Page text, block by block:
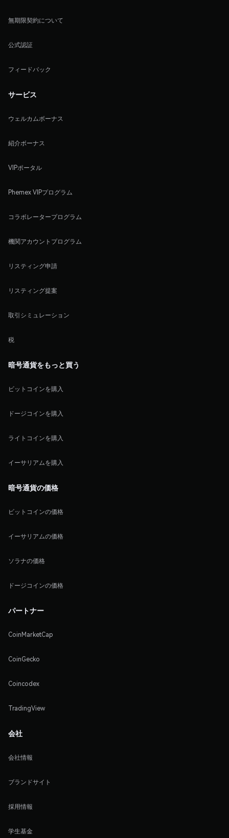
無期限契約について
公式認証
フィードバック
サービス
ウェルカムボーナス
紹介ボーナス
VIPポータル
Phemex VIPプログラム
コラボレータープログラム
機関アカウントプログラム
リスティング申請
リスティング提案
取引シミュレーション
税
暗号通貨をもっと買う
ビットコインを購入
ドージコインを購入
ライトコインを購入
イーサリアムを購入
暗号通貨の価格
ビットコインの価格
イーサリアムの価格
ソラナの価格
ドージコインの価格
パートナー
CoinMarketCap
CoinGecko
Coincodex
TradingView
会社
会社情報
ブランドサイト
採用情報
学生基金